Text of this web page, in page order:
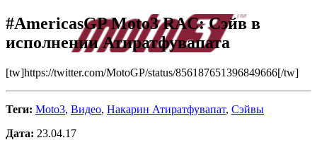
#AmericasGP Moto3 RAC: Сэйв в
исполнении Атиратфувапата
[tw]https://twitter.com/MotoGP/status/856187651396849666[/tw]
Теги: Moto3, Видео, Накарин Атиратфувапат, Сэйвы
Дата: 23.04.17